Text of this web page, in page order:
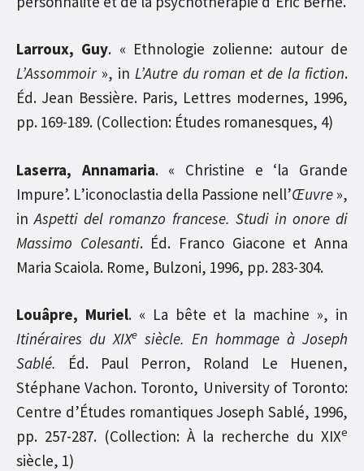
Larroux, Guy. « Ethnologie zolienne: autour de
L’Assommoir », in L’Autre du roman et de la fiction.
Éd. Jean Bessière. Paris, Lettres modernes, 1996,
pp. 169-189. (Collection: Études romanesques, 4)
Laserra, Annamaria. « Christine e ‘la Grande
Impure’. L’iconoclastia della Passione nell’Œuvre »,
inAspetti del romanzo francese. Studi in onore di
Massimo Colesanti. Éd. Franco Giacone et Anna
Maria Scaiola. Rome, Bulzoni, 1996, pp. 283-304.
Louâpre, Muriel. « La bête et la machine », in
Itinéraires du XIXe siècle. En hommage à Joseph
Sablé. Éd. Paul Perron, Roland Le Huenen,
Stéphane Vachon. Toronto, University of Toronto:
Centre d’Études romantiques Joseph Sablé, 1996,
pp. 257-287. (Collection: À la recherche du XIXe
siècle, 1)